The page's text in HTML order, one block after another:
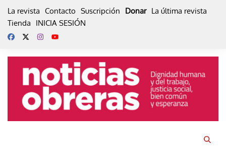
La revista Contacto Suscripción Donar La última revista
Tienda
INICIA SESIÓN